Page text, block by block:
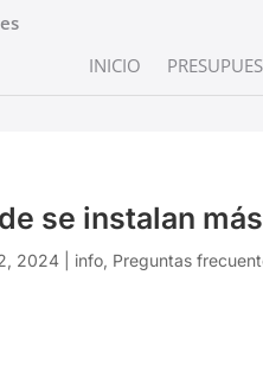
INICIO
se instalan
2024 info, Preguntas